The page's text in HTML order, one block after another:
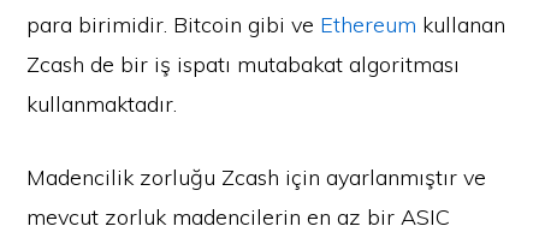
para birimidir. Bitcoin gibi ve Ethereum kullanan
Zcash de bir iş ispatı mutabakat algoritması
kullanmaktadır.
Madencilik zorluğu Zcash için ayarlanmıştır ve
mevcut zorluk madencilerin en az bir ASIC